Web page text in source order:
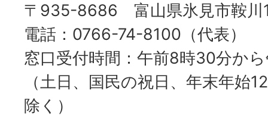
〒935-8686 富山県氷見市鞍川
電話：0766-74-8100（代表）
窓口受付時間：午前8時30分か
（土日、国民の祝日、年末年始
除く）